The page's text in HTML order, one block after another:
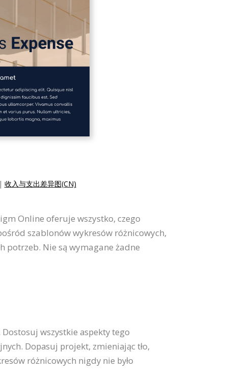
| 收入与支出差异图(CN)
Online oferuje wszystko, czego
szablonów wykresów różnicowych,
potrzeb. Nie są wymagane żadne
wszystkie aspekty tego
Dopasuj projekt, zmieniając tło,
różnicowych nigdy nie było